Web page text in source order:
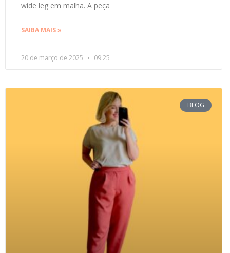
wide leg em malha. A peça
SAIBA MAIS »
20 de março de 2025 09:25
BLOG